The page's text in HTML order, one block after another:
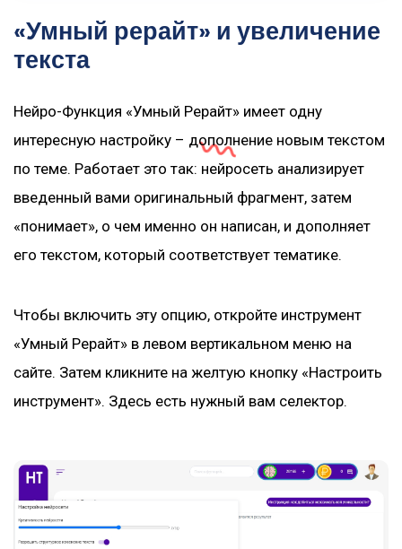
«Умный рерайт» и увеличение
текста
Нейро-Функция «Умный Рерайт» имеет одну
интересную настройку – дополнение новым текстом
по теме. Работает это так: нейросеть анализирует
введенный вами оригинальный фрагмент, затем
«понимает», о чем именно он написан, и дополняет
его текстом, который соответствует тематике.
Чтобы включить эту опцию, откройте инструмент
«Умный Рерайт» в левом вертикальном меню на
сайте. Затем кликните на желтую кнопку «Настроить
инструмент». Здесь есть нужный вам селектор.